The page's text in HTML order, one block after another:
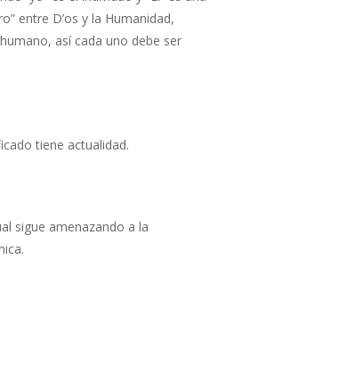
entre D’os y la Humanidad,
así cada uno debe ser
tiene actualidad.
sigue amenazando a la